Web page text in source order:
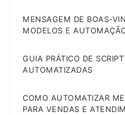
MENSAGEM DE BOAS-
MODELOS E
GUIA PRÁTICO DE
AUTOMATIZADAS
COMO AUTOMATIZAR
PARA VENDAS E